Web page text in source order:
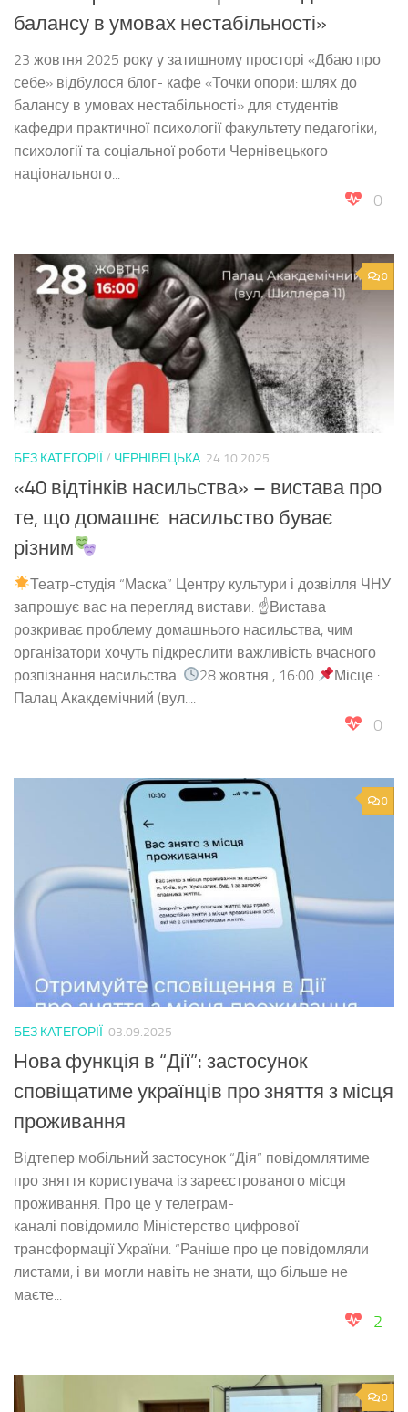
балансу в умовах нестабільності»
23 жовтня 2025 року у затишному просторі «Дбаю про
себе» відбулося блог- кафе «Точки опори: шлях до
балансу в умовах нестабільності» для студентів
кафедри практичної психології факультету педагогіки,
психології та соціальної роботи Чернівецького
національного...
0
0
БЕЗ КАТЕГОРІЇ / ЧЕРНІВЕЦЬКА 24.10.2025
«40 відтінків насильства» – вистава про
те, що домашнє насильство буває
різним
Театр-студія “Маска” Центру культури і дозвілля ЧНУ
запрошує вас на перегляд вистави. ☝Вистава
розкриває проблему домашнього насильства, чим
організатори хочуть підкреслити важливість вчасного
розпізнання насильства.
28 жовтня , 16:00
Місце :
Палац Акакдемічний (вул....
0
0
БЕЗ КАТЕГОРІЇ 03.09.2025
Нова функція в “Дії”: застосунок
сповіщатиме українців про зняття з місця
проживання
Відтепер мобільний застосунок “Дія” повідомлятиме
про зняття користувача із зареєстрованого місця
проживання. Про це у телеграм-
каналі повідомило Міністерство цифрової
трансформації України. “Раніше про це повідомляли
листами, і ви могли навіть не знати, що більше не
маєте...
2
0